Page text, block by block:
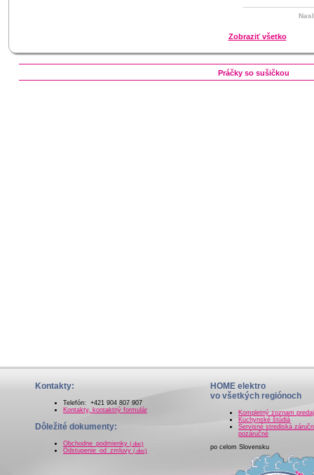
Zobraziť všetko
Práčky so sušičkou
Kontakty:
Telefón: +421 904 807 907
Kontakty, kontaktný formulár
Dôležité dokumenty:
Obchodne_podmienky (.doc)
Odstupenie_od_zmluvy (.doc)
HOME elektro
vo všetkých regiónoch
Kompletný zoznam
Kuchynské štúdiá
Servisné strediská
pozáručné
po celom Slovensku